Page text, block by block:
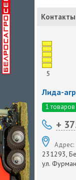
5
Лида-
1
+
Адрес:
231293,
ул.